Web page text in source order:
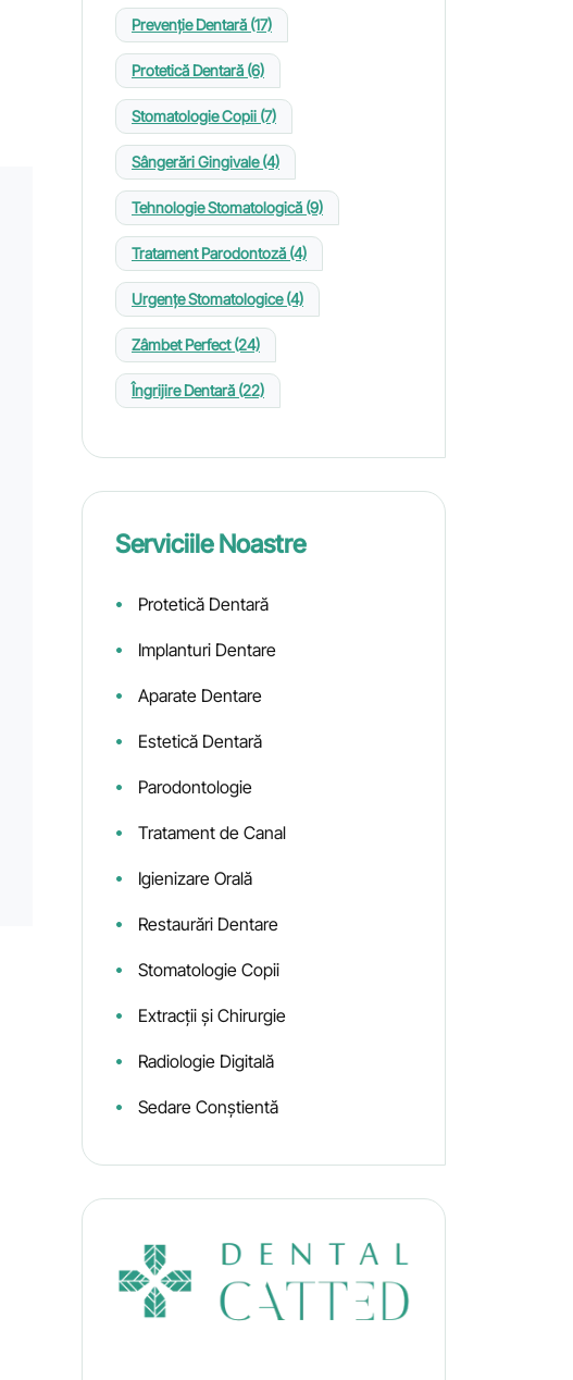
Prevenție Dentară (17)
Protetică Dentară (6)
Stomatologie Copii (7)
Sângerări Gingivale(4)
Tehnologie Stomatologică (9)
Tratament Parodontoză (4)
Urgențe Stomatologice(4)
Zâmbet Perfect(24)
Îngrijire Dentară (22)
Serviciile Noastre
Protetică Dentară
Implanturi Dentare
Aparate Dentare
Estetică Dentară
Parodontologie
Tratament de Canal
Igienizare Orală
Restaurări Dentare
Stomatologie Copii
Extracții și Chirurgie
Radiologie Digitală
Sedare Conștientă